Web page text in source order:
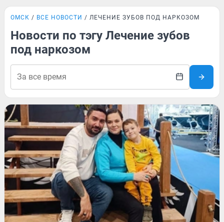
ОМСК ВСЕ НОВОСТИ ЛЕЧЕНИЕ ЗУБОВ ПОД НАРКОЗОМ
Новости по тэгу Лечение зубов
под наркозом